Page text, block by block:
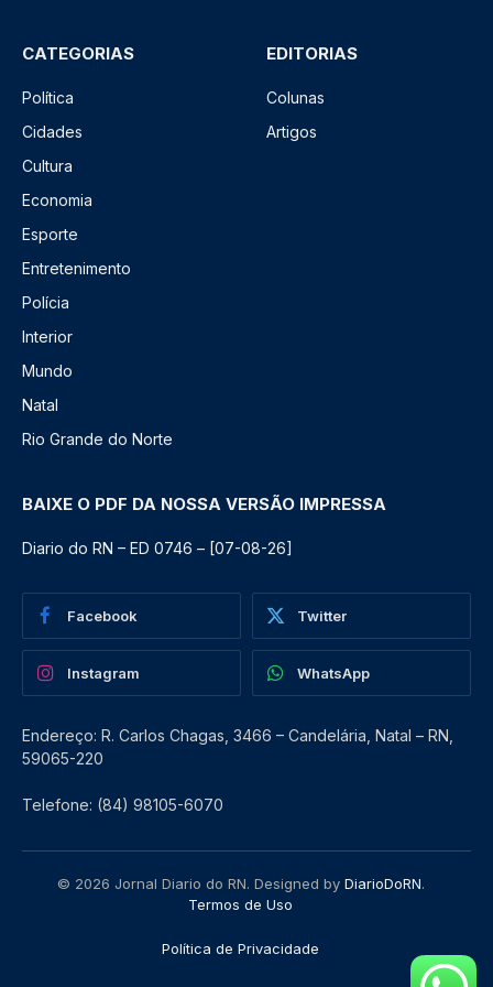
CATEGORIAS
Política
Cidades
Cultura
Economia
Esporte
Entretenimento
Polícia
Interior
Mundo
Natal
Rio Grande do Norte
EDITORIAS
Colunas
Artigos
BAIXE O PDF DA NOSSA VERSÃO IMPRESSA
Diario do RN – ED 0746 – [07-08-26]
Facebook Twitter
Instagram WhatsApp
Endereço: R. Carlos Chagas, 3466 – Candelária, Natal – RN,
59065-220
Telefone: (84) 98105-6070
© 2026 Jornal Diario do RN. Designed by DiarioDoRN.
Termos de Uso
Política de Privacidade